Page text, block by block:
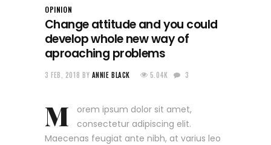
OPINION
Change attitude and you could
develop whole new way of
aproaching problems
3 FEB, 2018 BY ANNIE BLACK 5.04K 3
M
orem ipsum dolor sit amet,
consectetur adipiscing elit.
Maecenas feugiat ante nibh, at varius leo